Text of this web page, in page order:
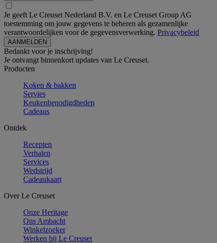
Je geeft Le Creuset Nederland B.V. en Le Creuset Group AG
toestemming om jouw gegevens te beheren als gezamenlijke
verantwoordelijken voor de gegevensverwerking. Privacybeleid
Bedankt voor je inschrijving!
Je ontvangt binnenkort updates van Le Creuset.
Producten
Koken & bakken
Servies
Keukenbenodigdheden
Cadeaus
Ontdek
Recepten
Verhalen
Services
Wedstrijd
Cadeaukaart
Over Le Creuset
Onze Heritage
Ons Ambacht
Winkelzoeker
Werken bij Le Creuset